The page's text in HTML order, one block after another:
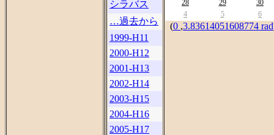
シラバス
…過去から
1999-H11
2000-H12
2001-H13
2002-H14
2003-H15
2004-H16
2005-H17
28
29
30
4
5 6
(0 ,3.83614051608774 rad